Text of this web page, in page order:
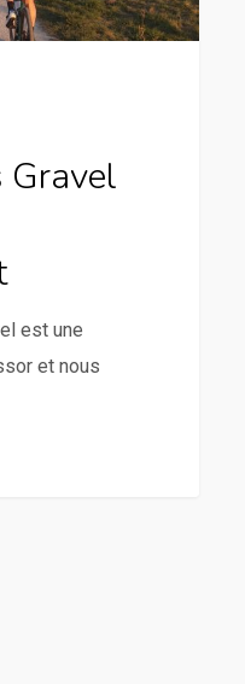
Gravel
est une
et nous